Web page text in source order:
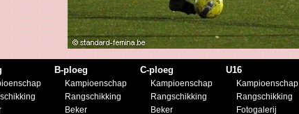
B-ploeg
Kampioenschap
Rangschikking
Beker
C-ploeg
Kampioenschap
Rangschikking
Beker
U16
Kampioenschap
Rangschikking
Fotogalerij